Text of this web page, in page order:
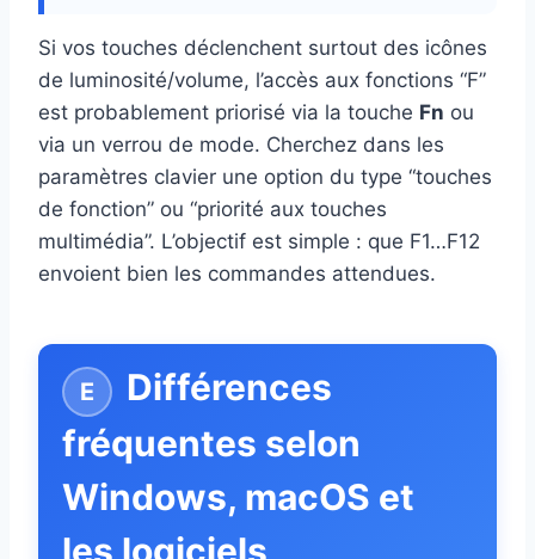
Si vos touches déclenchent surtout des icônes
de luminosité/volume, l’accès aux fonctions “F”
est probablement priorisé via la touche Fn ou
via un verrou de mode. Cherchez dans les
paramètres clavier une option du type “touches
de fonction” ou “priorité aux touches
multimédia”. L’objectif est simple : que F1…F12
envoient bien les commandes attendues.
Différences
fréquentes selon
Windows, macOS et